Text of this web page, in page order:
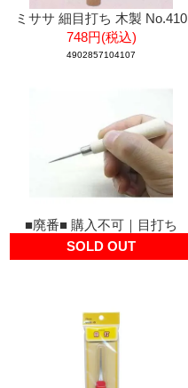
ミササ 細目打ち 木製 No.410
748円(税込)
4902857104107
■廃番■ 購入不可｜目打ち
SOLD OUT